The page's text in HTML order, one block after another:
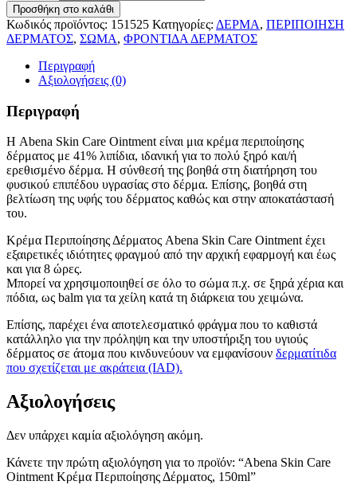
Προσθήκη στο καλάθι
Κωδικός προϊόντος: 151525 Κατηγορίες: ΔΕΡΜΑ, ΠΕΡΙΠΟΙΗΣΗ
ΔΕΡΜΑΤΟΣ, ΣΩΜΑ, ΦΡΟΝΤΙΔΑ ΔΕΡΜΑΤΟΣ
Περιγραφή
Αξιολογήσεις (0)
Περιγραφή
Η Abena Skin Care Ointment είναι μια κρέμα περιποίησης
δέρματος με 41% λιπίδια, ιδανική για το πολύ ξηρό και/ή
ερεθισμένο δέρμα. Η σύνθεσή της βοηθά στη διατήρηση του
φυσικού επιπέδου υγρασίας στο δέρμα. Επίσης, βοηθά στη
βελτίωση της υφής του δέρματος καθώς και στην αποκατάστασή
του.
Κρέμα Περιποίησης Δέρματος Abena Skin Care Ointment έχει
εξαιρετικές ιδιότητες φραγμού από την αρχική εφαρμογή και έως
και για 8 ώρες.
Μπορεί να χρησιμοποιηθεί σε όλο το σώμα π.χ. σε ξηρά χέρια και
πόδια, ως balm για τα χείλη κατά τη διάρκεια του χειμώνα.
Επίσης, παρέχει ένα αποτελεσματικό φράγμα που το καθιστά
κατάλληλο για την πρόληψη και την υποστήριξη του υγιούς
δέρματος σε άτομα που κινδυνεύουν να εμφανίσουν δερματίτιδα
που σχετίζεται με ακράτεια (IAD).
Αξιολογήσεις
Δεν υπάρχει καμία αξιολόγηση ακόμη.
Κάνετε την πρώτη αξιολόγηση για το προϊόν: “Abena Skin Care
Ointment Κρέμα Περιποίησης Δέρματος, 150ml”